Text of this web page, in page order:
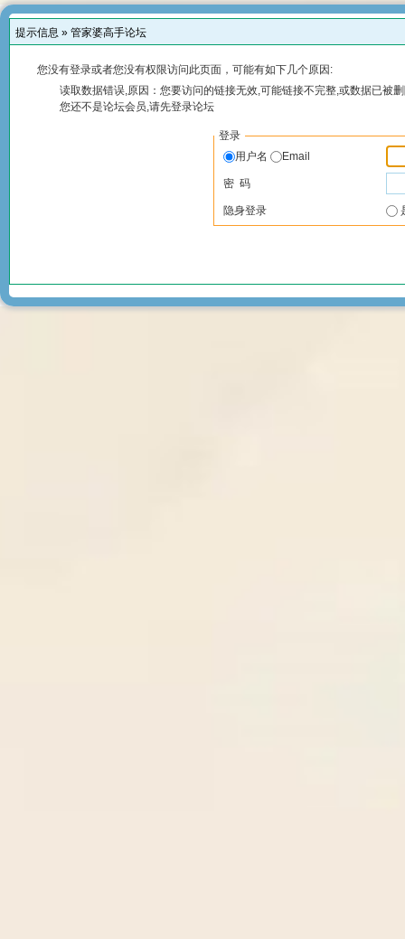
提示信息 » 管家婆高手论坛
您没有登录或者您没有权限访问此页面，可能有如下几个原因:
读取数据错误,原因：您要访问的链接无效,可能链接不完整,或数据已被
您还不是论坛会员,请先登录论坛
登录
用户名
Email
密 码
隐身登录